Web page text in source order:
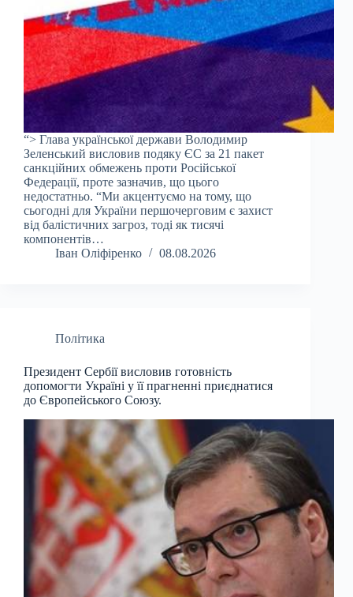
“> Глава української держави Володимир
Зеленський висловив подяку ЄС за 21 пакет
санкційних обмежень проти Російської
Федерації, проте зазначив, що цього
недостатньо. “Ми акцентуємо на тому, що
сьогодні для України першочерговим є захист
від балістичних загроз, тоді як тисячі
компонентів…
Іван Оліфіренко
08.08.2026
Політика
Президент Сербії висловив готовність
допомогти Україні у її прагненні приєднатися
до Європейського Союзу.